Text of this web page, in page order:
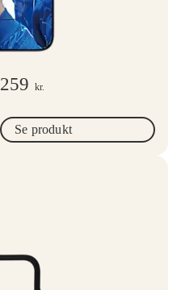
259 kr.
Se produkt